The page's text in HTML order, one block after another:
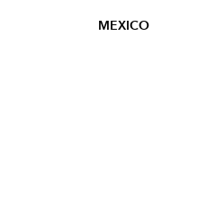
MEXICO